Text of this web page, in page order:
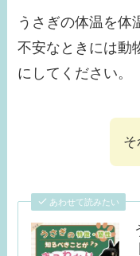
うさぎの体温を体
不安なときには動
にしてください。
あわせて読みたい